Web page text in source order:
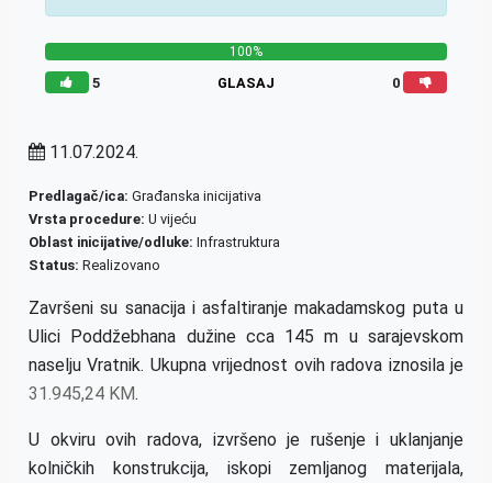
100%
5 GLASAJ 0
11.07.2024.
Predlagač/ica: Građanska inicijativa
Vrsta procedure: U vijeću
Oblast inicijative/odluke: Infrastruktura
Status: Realizovano
Završeni su sanacija i asfaltiranje makadamskog puta u
Ulici Poddžebhana dužine cca 145 m u sarajevskom
naselju Vratnik. Ukupna vrijednost ovih radova iznosila je
31.945,24 KM.
U okviru ovih radova, izvršeno je rušenje i uklanjanje
kolničkih konstrukcija, iskopi zemljanog materijala,